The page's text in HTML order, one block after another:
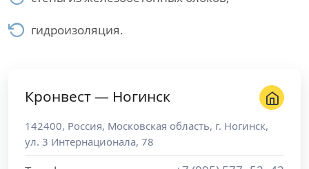
гидроизоляция.
Кронвест — Ногинск
142400, Россия, Московская область, г. Ногинск,
ул. 3 Интернационала, 78